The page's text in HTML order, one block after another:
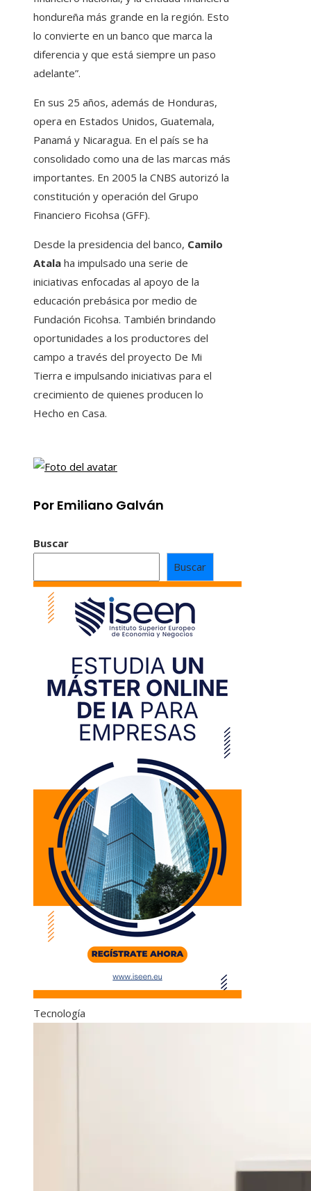
hondureña más grande en la región. Esto
lo convierte en un banco que marca la
diferencia y que está siempre un paso
adelante”.
En sus 25 años, además de Honduras,
opera en Estados Unidos, Guatemala,
Panamá y Nicaragua. En el país se ha
consolidado como una de las marcas más
importantes. En 2005 la CNBS autorizó la
constitución y operación del Grupo
Financiero Ficohsa (GFF).
Desde la presidencia del banco, Camilo
Atala ha impulsado una serie de
iniciativas enfocadas al apoyo de la
educación prebásica por medio de
Fundación Ficohsa. También brindando
oportunidades a los productores del
campo a través del proyecto De Mi
Tierra e impulsando iniciativas para el
crecimiento de quienes producen lo
Hecho en Casa.
Por Emiliano Galván
Buscar
Buscar
Tecnología